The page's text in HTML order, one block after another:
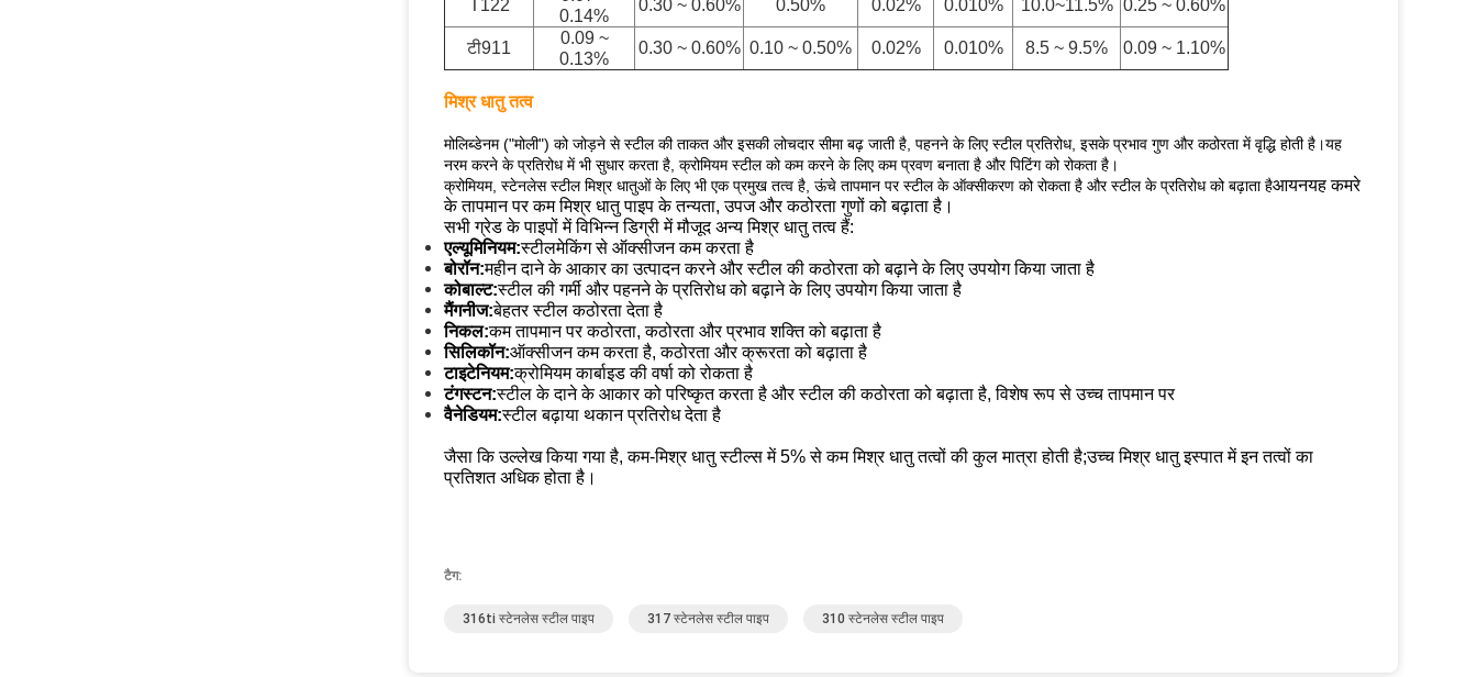
T122
0.14%
0.30 ~ 0.60% 0.50% 0.02% 0.010% 10.0~11.5% 0.25 ~ 0.60%
टी911
0.09 ~
0.13%
0.30 ~ 0.60% 0.10 ~ 0.50% 0.02% 0.010% 8.5 ~ 9.5% 0.09 ~ 1.10%
मिश्र धातु तत्व
मोलिब्डेनम ("मोली") को जोड़ने से स्टील की ताकत और इसकी लोचदार सीमा बढ़ जाती है, पहनने के लिए स्टील प्रतिरोध, इसके प्रभाव गुण और कठोरता में वृद्धि होती है।यह
नरम करने के प्रतिरोध में भी सुधार करता है, क्रोमियम स्टील को कम करने के लिए कम प्रवण बनाता है और पिटिंग को रोकता है।
क्रोमियम, स्टेनलेस स्टील मिश्र धातुओं के लिए भी एक प्रमुख तत्व है, ऊंचे तापमान पर स्टील के ऑक्सीकरण को रोकता है और स्टील के प्रतिरोध को बढ़ाता हैआयनयह कमरे
के तापमान पर कम मिश्र धातु पाइप के तन्यता, उपज और कठोरता गुणों को बढ़ाता है।
सभी ग्रेड के पाइपों में विभिन्न डिग्री में मौजूद अन्य मिश्र धातु तत्व हैं:
एल्यूमिनियम:स्टीलमेकिंग से ऑक्सीजन कम करता है
बोरॉन:महीन दाने के आकार का उत्पादन करने और स्टील की कठोरता को बढ़ाने के लिए उपयोग किया जाता है
कोबाल्ट:स्टील की गर्मी और पहनने के प्रतिरोध को बढ़ाने के लिए उपयोग किया जाता है
मैंगनीज:बेहतर स्टील कठोरता देता है
निकल:कम तापमान पर कठोरता, कठोरता और प्रभाव शक्ति को बढ़ाता है
सिलिकॉन:ऑक्सीजन कम करता है, कठोरता और क्रूरता को बढ़ाता है
टाइटेनियम:क्रोमियम कार्बाइड की वर्षा को रोकता है
टंगस्टन:स्टील के दाने के आकार को परिष्कृत करता है और स्टील की कठोरता को बढ़ाता है, विशेष रूप से उच्च तापमान पर
वैनेडियम:स्टील बढ़ाया थकान प्रतिरोध देता है
जैसा कि उल्लेख किया गया है, कम-मिश्र धातु स्टील्स में 5% से कम मिश्र धातु तत्वों की कुल मात्रा होती है;उच्च मिश्र धातु इस्पात में इन तत्वों का
प्रतिशत अधिक होता है।
टैग:
316ti स्टेनलेस स्टील पाइप 317 स्टेनलेस स्टील पाइप 310 स्टेनलेस स्टील पाइप